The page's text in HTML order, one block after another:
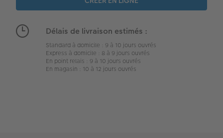
Délais de livraison estimés :
Standard à domicile : 9 à 10 jours ouvrés
Express à domicile : 8 à 9 jours ouvrés
En point relais : 9 à 10 jours ouvrés
En magasin : 10 à 12 jours ouvrés